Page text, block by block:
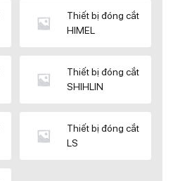
Thiết bị đóng cắt
HIMEL
Thiết bị đóng cắt
SHIHLIN
Thiết bị đóng cắt
LS